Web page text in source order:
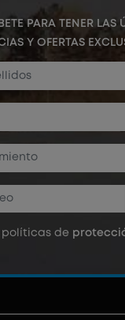
PARA TENER LAS
Y OFERTAS
políticas de